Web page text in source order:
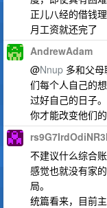
正儿八经的借钱
月工资就还完了
AndrewAdam
@Nnup 多和父
们每个人自己的
过好自己的日子
你才能改变他们的
不建议什么综合
感觉也就没有家
局。
统篇看来，目前